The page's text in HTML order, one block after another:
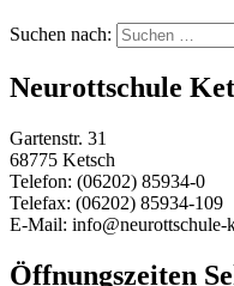
Suchen nach:
Neurottschule
Gartenstr. 31
68775 Ketsch
Telefon: (06202) 85934-0
Telefax: (06202) 85934-109
E-Mail: info@neurottschule-
Öffnungszeiten